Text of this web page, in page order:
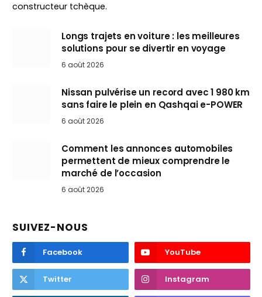
constructeur tchèque.
Longs trajets en voiture : les meilleures
solutions pour se divertir en voyage
6 août 2026
Nissan pulvérise un record avec 1 980 km
sans faire le plein en Qashqai e-POWER
6 août 2026
Comment les annonces automobiles
permettent de mieux comprendre le
marché de l’occasion
6 août 2026
SUIVEZ-NOUS
Facebook YouTube
Twitter Instagram